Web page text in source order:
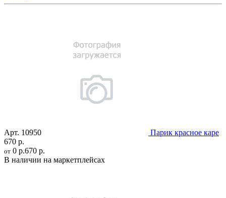
Арт. 10950
Парик красное каре
670 р.
от 0 р.670 р.
В наличии на маркетплейсах